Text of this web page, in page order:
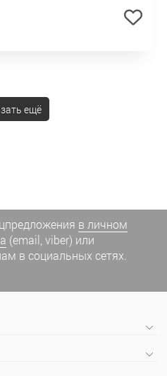
ещё
в личном
(email, viber) или
в социальных сетях.